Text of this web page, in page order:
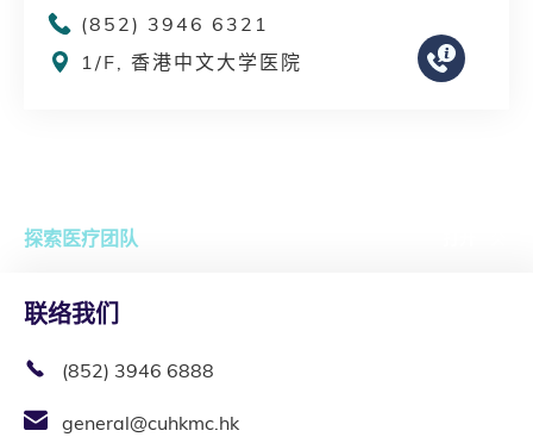
(852) 3946 6321
1/F, 香港中文大学医院
探索医疗团队
联络我们
(852) 3946 6888
general@cuhkmc.hk